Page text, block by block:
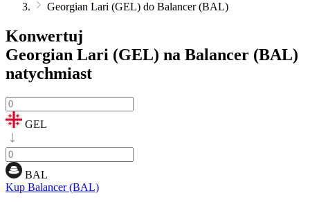
Georgian Lari (GEL) do Balancer (BAL)
Konwertuj
Georgian Lari (GEL) na Balancer (BAL)
natychmiast
GEL
BAL
Kup Balancer (BAL)